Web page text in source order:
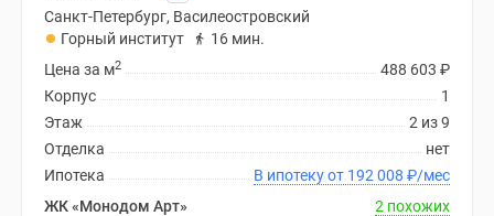
Санкт-Петербург, Василеостровский
Горный институт
16 мин.
488 603 ₽
Цена за м2
1
Корпус
2 из 9
Этаж
нет
Отделка
В ипотеку от 192 008 ₽/мес
Ипотека
ЖК «Монодом Арт»
2 похожих